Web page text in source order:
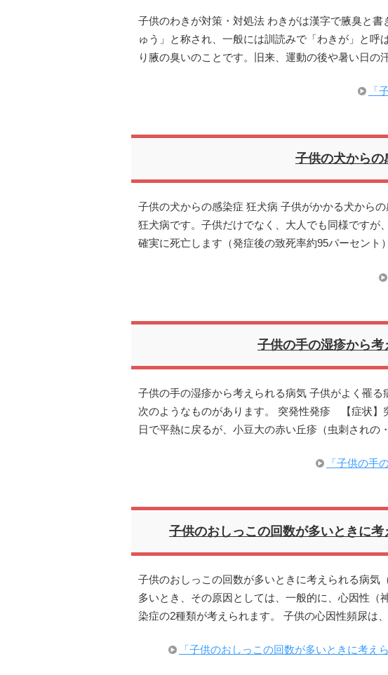
子供のわきが対策・対処法 わきがは漢字で腋臭と
ゅう」と称され、一般には訓読みで「わきが」と呼
り腋の臭いのことです。旧来、運動の後や暑い日の
「
子供の犬からの
子供の犬からの感染症 狂犬病 子供がかかる犬から
狂犬病です。子供だけでなく、大人でも同様ですが
確実に死亡します（発症後の致死率約95パーセント
子供の手の湿疹から考
子供の手の湿疹から考えられる病気 子供がよく罹る
次のようなものがあります。 突発性発疹 【症状】
日で平熱に戻るが、小豆大の赤い丘疹（虫刺されの
「子供の手
子供のおしっこの回数が多いときに考
子供のおしっこの回数が多いときに考えられる病気
多いとき、その原因としては、一般的に、心因性（
染症の2種類が考えられます。 子供の心因性頻尿は
「子供のおしっこの回数が多いときに考え